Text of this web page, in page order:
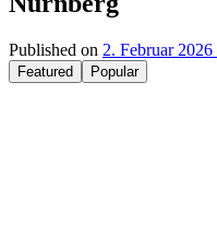
Published on 2. Februar 2026
Featured Popular